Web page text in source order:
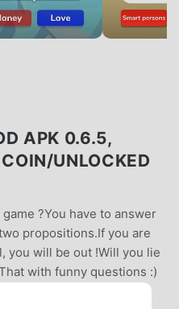
APK 0.6.5,
UNLOCKED
?You have to answer
propositions.If you are
you will be out !Will you lie
with funny questions :)